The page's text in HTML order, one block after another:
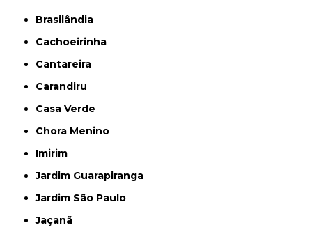
Brasilândia
Cachoeirinha
Cantareira
Carandiru
Casa Verde
Chora Menino
Imirim
Jardim Guarapiranga
Jardim São Paulo
Jaçanã